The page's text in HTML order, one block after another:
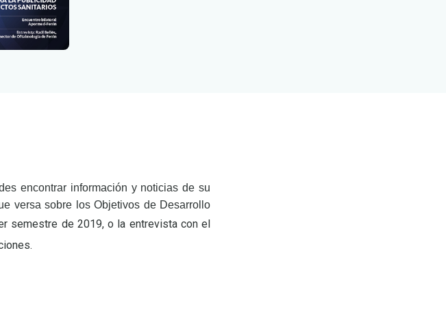
encontrar información y noticias de su
versa sobre los Objetivos de Desarrollo
semestre de 2019, o la entrevista con el